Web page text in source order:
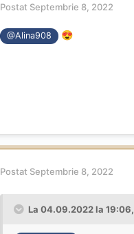
Postat Septembrie 8, 2022
@Alina908 😍
Postat Septembrie 8, 2022
La 04.09.2022 la 19:06,